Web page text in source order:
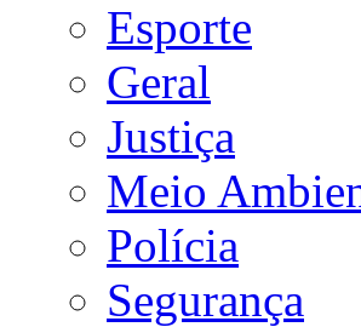
Esporte
Geral
Justiça
Meio
Polícia
Segurança